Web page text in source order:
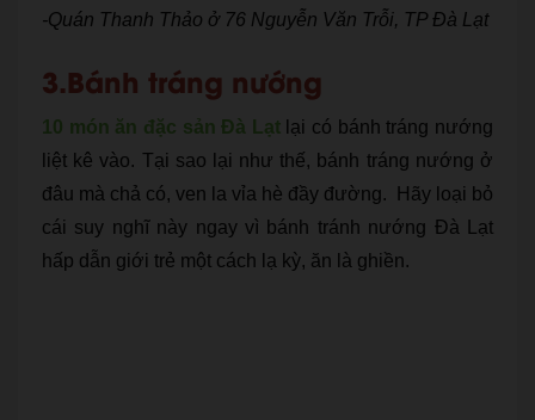
-Quán Thanh Thảo ở 76 Nguyễn Văn Trỗi, TP Đà Lạt
3.Bánh tráng nướng
10 món ăn đặc sản Đà Lạt lại có bánh tráng nướng
liệt kê vào. Tại sao lại như thế, bánh tráng nướng ở
đâu mà chả có, ven la vỉa hè đầy đường. Hãy loại bỏ
cái suy nghĩ này ngay vì bánh tránh nướng Đà Lạt
hấp dẫn giới trẻ một cách lạ kỳ, ăn là ghiền.